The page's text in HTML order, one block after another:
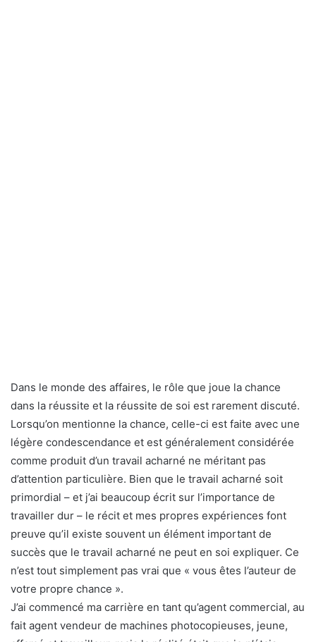
Dans le monde des affaires, le rôle que joue la chance
dans la réussite et la réussite de soi est rarement discuté.
Lorsqu’on mentionne la chance, celle-ci est faite avec une
légère condescendance et est généralement considérée
comme produit d’un travail acharné ne méritant pas
d’attention particulière. Bien que le travail acharné soit
primordial – et j’ai beaucoup écrit sur l’importance de
travailler dur – le récit et mes propres expériences font
preuve qu’il existe souvent un élément important de
succès que le travail acharné ne peut en soi expliquer. Ce
n’est tout simplement pas vrai que « vous êtes l’auteur de
votre propre chance ».
J’ai commencé ma carrière en tant qu’agent commercial, au
fait agent vendeur de machines photocopieuses, jeune,